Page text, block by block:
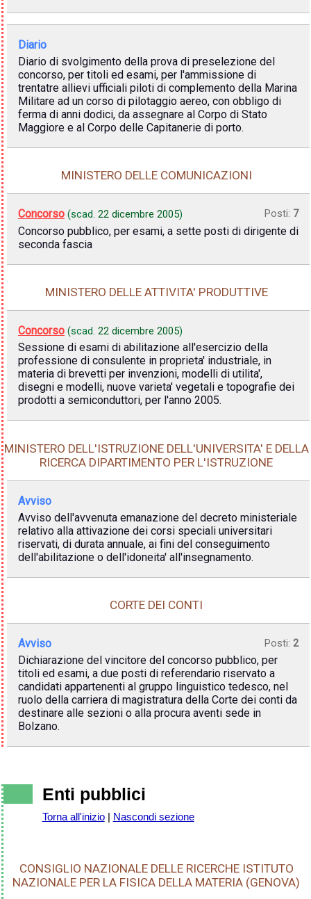
Diario
Diario di svolgimento della prova di preselezione del
concorso, per titoli ed esami, per l'ammissione di
trentatre allievi ufficiali piloti di complemento della Marina
Militare ad un corso di pilotaggio aereo, con obbligo di
ferma di anni dodici, da assegnare al Corpo di Stato
Maggiore e al Corpo delle Capitanerie di porto.
MINISTERO DELLE COMUNICAZIONI
Concorso (scad. 22 dicembre 2005) Posti: 7
Concorso pubblico, per esami, a sette posti di dirigente di
seconda fascia
MINISTERO DELLE ATTIVITA' PRODUTTIVE
Concorso (scad. 22 dicembre 2005)
Sessione di esami di abilitazione all'esercizio della
professione di consulente in proprieta' industriale, in
materia di brevetti per invenzioni, modelli di utilita',
disegni e modelli, nuove varieta' vegetali e topografie dei
prodotti a semiconduttori, per l'anno 2005.
MINISTERO DELL'ISTRUZIONE DELL'UNIVERSITA' E DELLA
RICERCA DIPARTIMENTO PER L'ISTRUZIONE
Avviso
Avviso dell'avvenuta emanazione del decreto ministeriale
relativo alla attivazione dei corsi speciali universitari
riservati, di durata annuale, ai fini del conseguimento
dell'abilitazione o dell'idoneita' all'insegnamento.
CORTE DEI CONTI
Avviso Posti: 2
Dichiarazione del vincitore del concorso pubblico, per
titoli ed esami, a due posti di referendario riservato a
candidati appartenenti al gruppo linguistico tedesco, nel
ruolo della carriera di magistratura della Corte dei conti da
destinare alle sezioni o alla procura aventi sede in
Bolzano.
Enti pubblici
Torna all'inizio| Nascondi sezione
CONSIGLIO NAZIONALE DELLE RICERCHE ISTITUTO
NAZIONALE PER LA FISICA DELLA MATERIA (GENOVA)